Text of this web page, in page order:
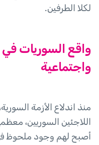
لكلا الطرفين.
واقع السوريات في
واجتماعية
منذ اندلاع الأزمة
اللاجئين السوريين،
أصبح لهم وجود ملحوظ